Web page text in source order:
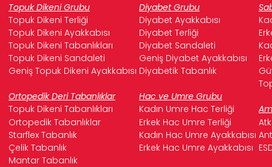
Topuk Dikeni Grubu Diyabet Grubu
Topuk Dikeni Terliği
Diyabet Ayakkabısı
Topuk Dikeni Ayakkabısı
Diyabet Terliği
Topuk Dikeni Tabanlıkları
Diyabet Sandaleti
Topuk Dikeni Sandaleti
Geniş Diyabet Ayakkabısı
Geniş Topuk Dikeni Ayakkabısı Diyabetik Tabanlık
Ortopedik Deri Tabanlıklar
Hac ve Umre Grubu
Topuk Dikeni Tabanlıkları
Kadın Umre Hac Terliği
Ortopedik Tabanlıklar
Erkek Hac Umre Terliği
Starflex Tabanlık
Kadın Hac Umre Ayakkabısı
Çelik Tabanlık
Erkek Hac Umre Ayakkabısı
Mantar Tabanlık